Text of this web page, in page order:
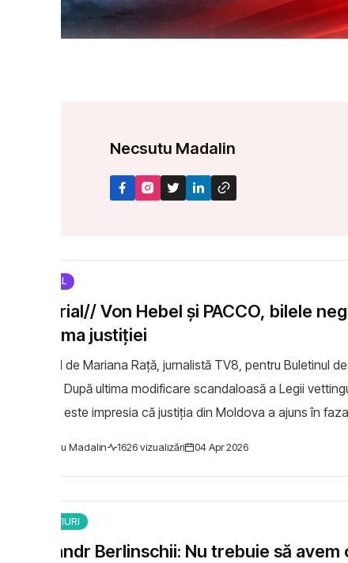
Necsutu Madalin
SPECIAL
Editorial// Von Hebel și PACCO, bilele
reforma justiției
Editorial de Mariana Rață, jurnalistă TV8, pentru Buletinul
legitimă este impresia că justiția din Moldova a ajuns în
Necsutu Madalin 1626 vizualizări 04 Apr 2026
INTERVIURI
Alexandr Berlinschii: Nu trebuie să avem